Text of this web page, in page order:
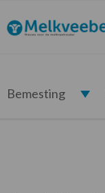
de
hoofdnavigatie
de
hoofd
de
eerste
de
voettekst
Melkveebedrijf.nl
Bemesting